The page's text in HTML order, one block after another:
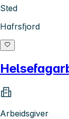
Sted
Hafrsfjord
Arbeidsgiver